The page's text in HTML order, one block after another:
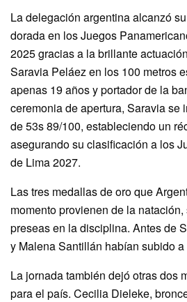
La delegación argentina alcanzó
dorada en los Juegos
2025 gracias a la brillante
Saravia Peláez en los 100 metros
apenas 19 años y portador de la
ceremonia de apertura, Saravia se
de 53s 89/100, estableciendo un
asegurando su clasificación a los
de Lima 2027.
Las tres medallas de oro que
momento provienen de la
preseas en la disciplina. Antes de
y Malena Santillán habían subido
La jornada también dejó otras dos
para el país. Cecilia Dieleke,